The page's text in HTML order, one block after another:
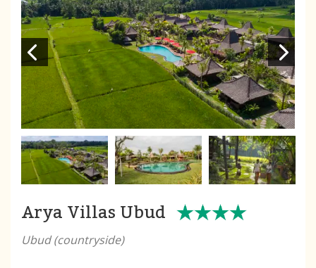
Arya Villas Ubud
Ubud (countryside)